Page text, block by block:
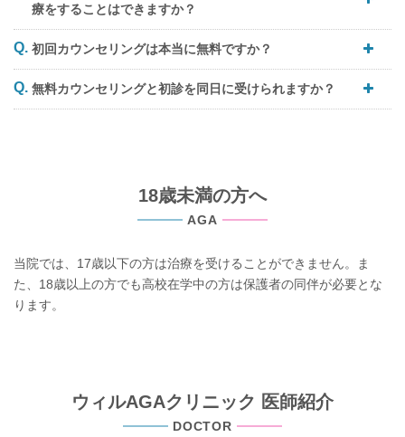
療をすることはできますか？
初回カウンセリングは本当に無料ですか？
無料カウンセリングと初診を同日に受けられますか？
18歳未満の方へ
AGA
当院では、17歳以下の方は治療を受けることができません。ま
た、18歳以上の方でも高校在学中の方は保護者の同伴が必要とな
ります。
ウィルAGAクリニック 医師紹介
DOCTOR